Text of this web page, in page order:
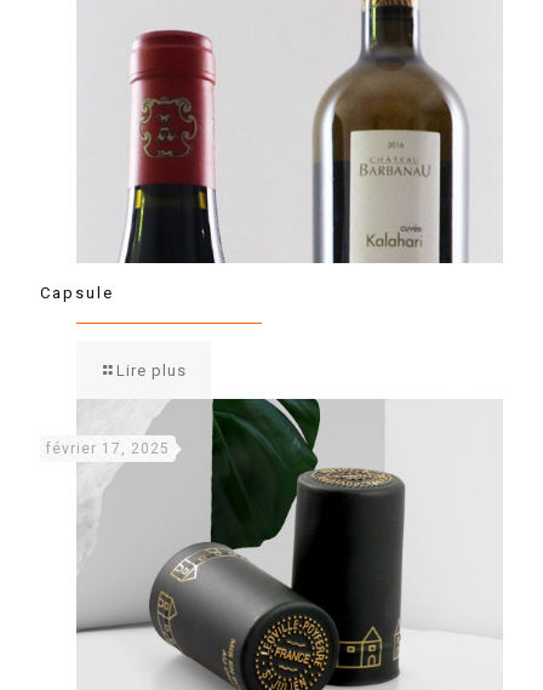
Capsule
Lire plus
février 17, 2025